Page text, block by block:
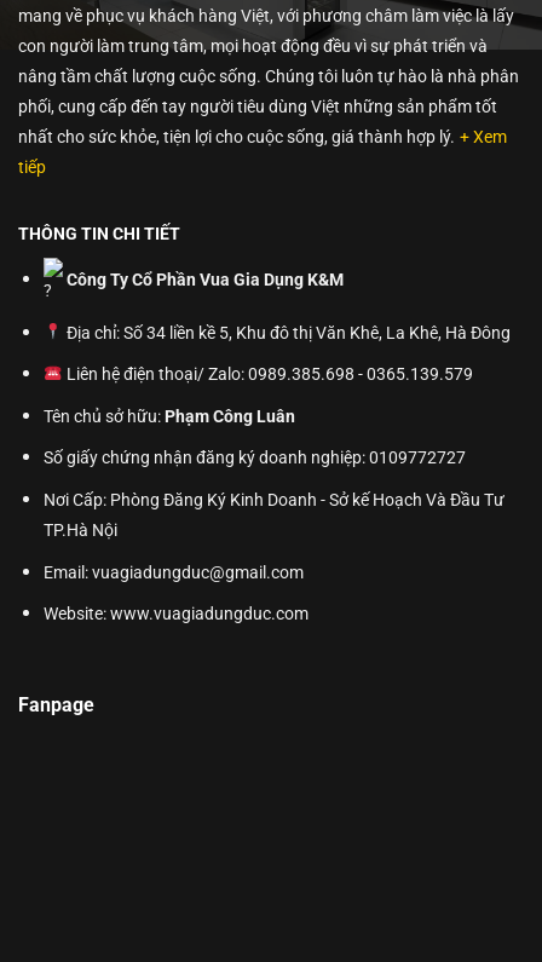
mang về phục vụ khách hàng Việt, với phương châm làm việc là lấy
con người làm trung tâm, mọi hoạt động đều vì sự phát triển và
nâng tầm chất lượng cuộc sống. Chúng tôi luôn tự hào là nhà phân
phối, cung cấp đến tay người tiêu dùng Việt những sản phẩm tốt
nhất cho sức khỏe, tiện lợi cho cuộc sống, giá thành hợp lý. + Xem
tiếp
THÔNG TIN CHI TIẾT
Công Ty Cổ Phần Vua Gia Dụng K&M
Địa chỉ: Số 34 liền kề 5, Khu đô thị Văn Khê, La Khê, Hà Đông
Liên hệ điện thoại/ Zalo: 0989.385.698 - 0365.139.579
Tên chủ sở hữu:Phạm Công Luân
Số giấy chứng nhận đăng ký doanh nghiệp: 0109772727
Nơi Cấp: Phòng Đăng Ký Kinh Doanh - Sở kế Hoạch Và Đầu Tư
TP.Hà Nội
Email: vuagiadungduc@gmail.com
Website:www.vuagiadungduc.com
Fanpage